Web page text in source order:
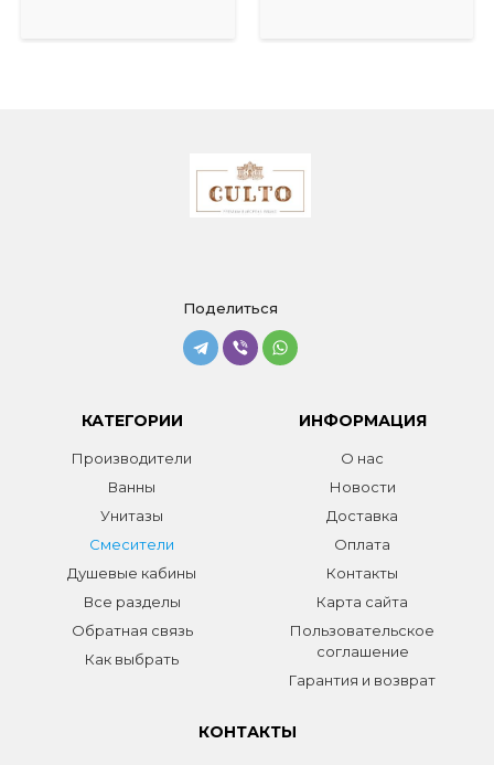
Поделиться
КАТЕГОРИИ
Производители
Ванны
Унитазы
Смесители
Душевые кабины
Все разделы
Обратная связь
Как выбрать
ИНФОРМАЦИЯ
О нас
Новости
Доставка
Оплата
Контакты
Карта сайта
Пользовательское
соглашение
Гарантия и возврат
КОНТАКТЫ